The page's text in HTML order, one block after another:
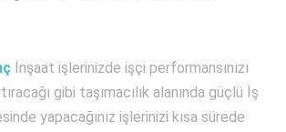
İnşaat işlerinizde işçi performansınızı
gibi taşımacılık alanında güçlü İş
yapacağınız işlerinizi kısa sürede